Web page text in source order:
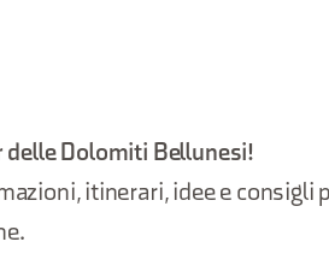
Dolomiti Bellunesi!
itinerari, idee e consigli